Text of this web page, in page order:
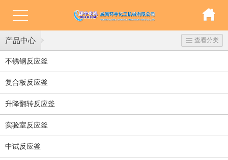
产品中心 查看分类
不锈钢反应釜
复合板反应釜
升降翻转反应釜
实验室反应釜
中试反应釜